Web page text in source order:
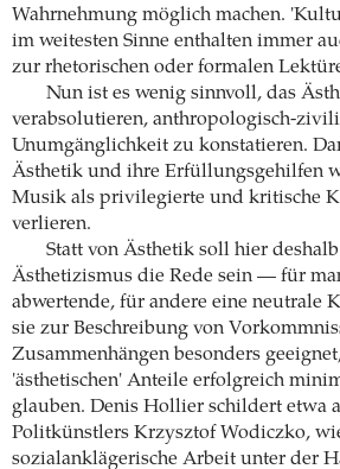
Wahrnehmung möglich machen.
im weitesten Sinne enthalten immer
zur rhetorischen oder formalen
Nun ist es wenig sinnvoll, das
verabsolutieren, anthropologisch-
Unumgänglichkeit zu konstatieren.
Ästhetik und ihre Erfüllungsgehilfen
Musik als privilegierte und kritische
verlieren.
Statt von Ästhetik soll hier
Ästhetizismus die Rede sein — für
abwertende, für andere eine neutrale
sie zur Beschreibung von
Zusammenhängen besonders
'ästhetischen' Anteile erfolgreich
glauben. Denis Hollier schildert etwa
Politkünstlers Krzysztof Wodiczko,
sozialanklägerische Arbeit unter der